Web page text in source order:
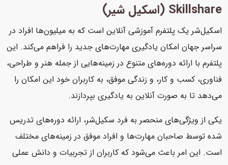
Skillshare (اسکیل شیر)
اسکیل‌شر یک پلتفرم آموزشی آنلاین است که به میلیون‌ها افراد در
سراسر جهان امکان یادگیری مهارت‌های جدید را فراهم می‌کند. این
پلتفرم با ارائه دوره‌های متنوع در زمینه‌هایی از جمله هنر و طراحی،
فناوری، کسب و کار، و زندگی موفق، به کاربران خود این امکان را
می‌دهد تا به صورت آنلاین به یادگیری بپردازند.
یکی از ویژگی‌های منحصر به فرد سکیل‌شر، ارائه دوره‌های تدریس
شده توسط صاحبان مهارت‌ها و افراد موفق در زمینه‌های مختلف
است. این امر باعث می‌شود که کاربران از تجربیات و دانش عملی